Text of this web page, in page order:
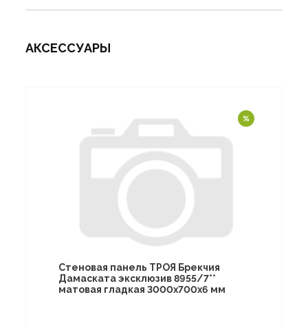
АКСЕССУАРЫ
Стеновая панель ТРОЯ Брекчия
Дамаската эксклюзив 8955/7**
матовая гладкая 3000х700х6 мм